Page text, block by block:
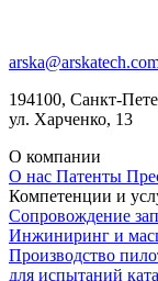
194100, Санкт-
ул. Харченко, 13
О компании
О нас Патенты
Компетенции и
Сопровождение
Инжиниринг и
Производство
для испытаний